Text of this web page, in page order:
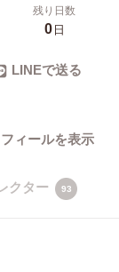
残り日数
0日
LINEで送る
ィールを表示
クター 93